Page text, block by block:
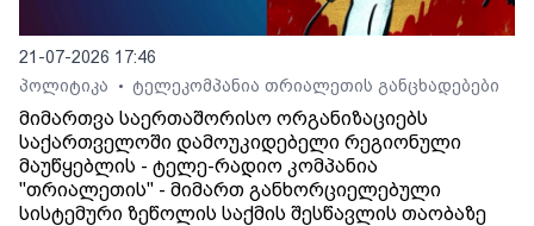
21-07-2026 17:46
პოლიტიკა
• ტელეკომპანია თრიალეთის განცხადებები
მიმართვა საერთაშორისო ორგანიზაციებს
საქართველოში დამოუკიდებელი რეგიონული
მაუწყებლის - ტელე-რადიო კომპანია
"თრიალეთის" - მიმართ განხორციელებული
სისტემური ზეწოლის საქმის შესწავლის თაობაზე